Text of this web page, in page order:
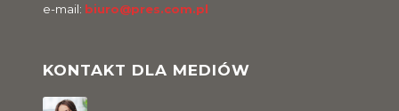
e-mail: biuro@pres.com.pl
KONTAKT DLA MEDIÓW